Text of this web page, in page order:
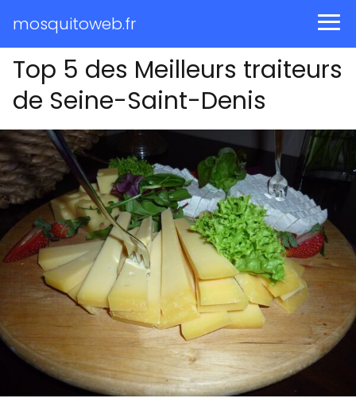
mosquitoweb.fr
Top 5 des Meilleurs traiteurs
de Seine-Saint-Denis